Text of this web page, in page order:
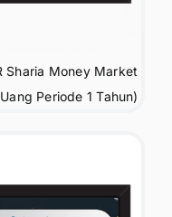
Sharia Money Market
Periode 1 Tahun)